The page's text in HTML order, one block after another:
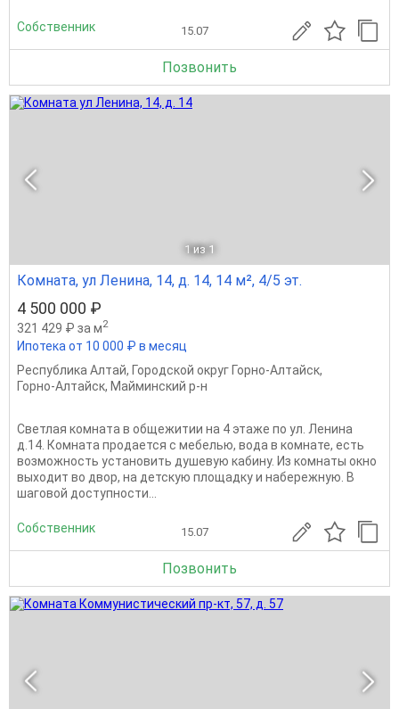
Собственник 15.07
Позвонить
1 из 1
Комната, ул Ленина, 14, д. 14, 14 м², 4/5 эт.
4 500 000 ₽
321 429 ₽ за м2
Ипотека от 10 000 ₽ в месяц
Республика Алтай, Городской округ Горно-Алтайск,
Горно-Алтайск, Майминский р-н
Светлая комната в общежитии на 4 этаже по ул. Ленина
д.14. Комната продается с мебелью, вода в комнате, есть
возможность установить душевую кабину. Из комнаты окно
выходит во двор, на детскую площадку и набережную. В
шаговой доступности...
Собственник 15.07
Позвонить